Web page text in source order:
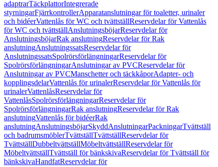
adaptrarTäckplattorIntegrerade
styrningarFjärrkontrollerApparatanslutningar för toaletter, urinaler
och bidéerVattenlås för WC och tvättställReservdelar för Vattenlås
för WC och tvättställAnslutningsböjarReservdelar för
AnslutningsböjarRak anslutningReservdelar för Rak
anslutningAnslutningssatsReservdelar för
AnslutningssatsSpolrörsförlängningarReservdelar för
SpolrörsförlängningarAnslutningar av PVCReservdelar för
Anslutningar av PVCManschetter och täckkåporAdapter- och
kopplingsdelarVattenlås för urinalerReservdelar för Vattenlås för
urinalerVattenlåsReservdelar för
VattenlåsSpolrörsförlängningarReservdelar för
SpolrörsförlängningarRak anslutningReservdelar för Rak
anslutningVattenlås för bidéerRak
anslutningAnslutningsböjarSkyddAnslutningarPackningarTvättställ
och badrumsmöblerTvättställTvättställReservdelar för
TvättställDubbeltvättställMöbeltvättställReservdelar för
MöbeltvättställTvättställ för bänkskivaReservdelar för Tvättställ för
bänkskivaHandfatReservdelar för